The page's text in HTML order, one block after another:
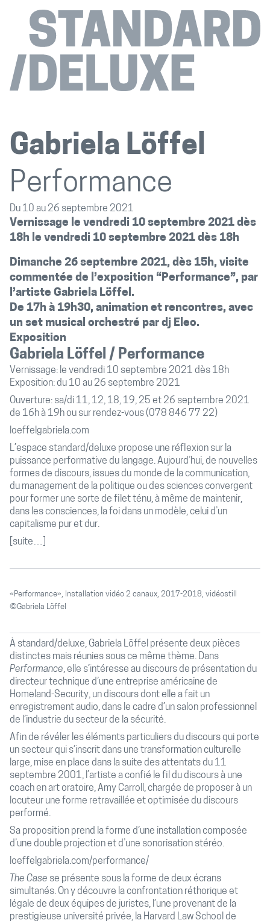
Gabriela Löffel
Performance
Du 10 au 26 septembre 2021
Vernissage le vendredi 10 septembre 2021 dès
18h le vendredi 10 septembre 2021 dès 18h
Dimanche 26 septembre 2021, dès 15h, visite
commentée de l’exposition “Performance”, par
l’artiste Gabriela Löffel.
De 17h à 19h30, animation et rencontres, avec
un set musical orchestré par dj Eleo.
Exposition
Gabriela Löffel / Performance
Vernissage: le vendredi 10 septembre 2021 dès 18h
Exposition: du 10 au 26 septembre 2021
Ouverture: sa/di 11, 12, 18, 19, 25 et 26 septembre 2021
de 16h à 19h ou sur rendez-vous (078 846 77 22)
loeffelgabriela.com
L’espace standard/deluxe propose une réflexion sur la
puissance performative du langage.Aujourd’hui, de nouvelles
formes de discours, issues du monde de la communication,
du management de la politique ou des sciences convergent
pour former une sorte de filet ténu, à même de maintenir,
dans les consciences, la foi dans un modèle, celui d’un
capitalisme pur et dur.
[suite…]
«Performance», Installation vidéo 2 canaux, 2017-2018, vidéostill
©Gabriela Löffel
À standard/deluxe, Gabriela Löffel présente deux pièces
distinctes mais réunies sous ce même thème. Dans
Performance, elle s’intéresse au discours de présentation du
directeur technique d’une entreprise américaine de
Homeland-Security, un discours dont elle a fait un
enregistrement audio, dans le cadre d’un salon professionnel
de l’industrie du secteur de la sécurité.
Afin de révéler les éléments particuliers du discours qui porte
un secteur qui s’inscrit dans une transformation culturelle
large, mise en place dans la suite des attentats du 11
septembre 2001, l’artiste a confié le fil du discours à une
coach en art oratoire, Amy Carroll, chargée de proposer à un
locuteur une forme retravaillée et optimisée du discours
performé.
Sa proposition prend la forme d’une installation composée
d’une double projection et d’une sonorisation stéréo.
loeffelgabriela.com/performance/
The Case se présente sous la forme de deux écrans
simultanés. On y découvre la confrontation réthorique et
légale de deux équipes de juristes, l’une provenant de la
prestigieuse université privée, la Harvard Law School de